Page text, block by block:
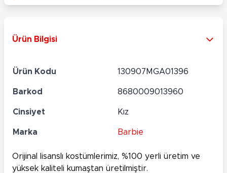
Ürün Bilgisi
Ürün Kodu 130907MGA01396
Barkod 8680009013960
Cinsiyet Kız
Marka Barbie
Orijinal lisanslı kostümlerimiz, %100 yerli üretim ve
yüksek kaliteli kumaştan üretilmiştir.